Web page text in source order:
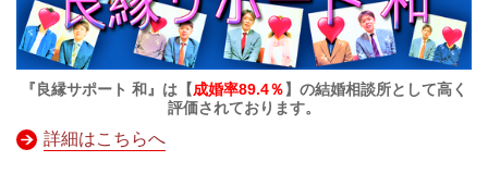
『良縁サポート 和』は【成婚率89.4％】の結婚相談所として高く
評価されております。
詳細はこちらへ